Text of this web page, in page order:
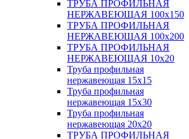
ТРУБА ПРОФИЛЬНАЯ
НЕРЖАВЕЮЩАЯ 100х150
ТРУБА ПРОФИЛЬНАЯ
НЕРЖАВЕЮЩАЯ 100х200
ТРУБА ПРОФИЛЬНАЯ
НЕРЖАВЕЮЩАЯ 10х20
Труба профильная
нержавеющая 15х15
Труба профильная
нержавеющая 15х30
Труба профильная
нержавеющая 20х20
ТРУБА ПРОФИЛЬНАЯ